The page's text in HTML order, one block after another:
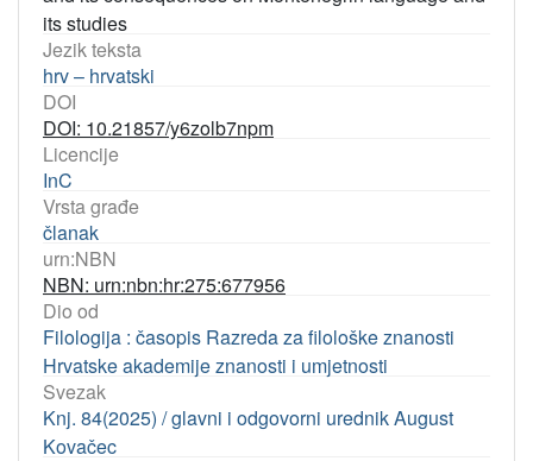
its studies
Jezik teksta
hrv – hrvatski
DOI
DOI: 10.21857/y6zolb7npm
Licencije
InC
Vrsta građe
članak
urn:NBN
NBN: urn:nbn:hr:275:677956
Dio od
Filologija : časopis Razreda za filološke znanosti
Hrvatske akademije znanosti i umjetnosti
Svezak
Knj. 84(2025) / glavni i odgovorni urednik August
Kovačec